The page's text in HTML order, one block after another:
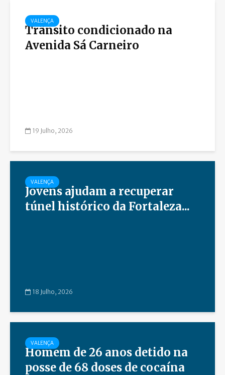
VALENÇA
Trânsito condicionado na
Avenida Sá Carneiro
19 Julho, 2026
VALENÇA
Jovens ajudam a recuperar
túnel histórico da Fortaleza...
18 Julho, 2026
VALENÇA
Homem de 26 anos detido na
posse de 68 doses de cocaína